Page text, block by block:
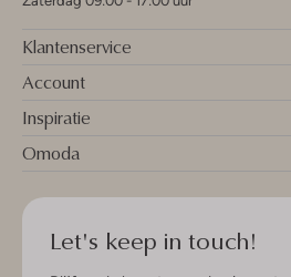
Klantenservice
Account
Inspiratie
Omoda
Let's keep in touch!